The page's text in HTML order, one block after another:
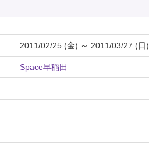
2011/02/25 (金) ～ 2011/03/27 (日)
Space早稲田